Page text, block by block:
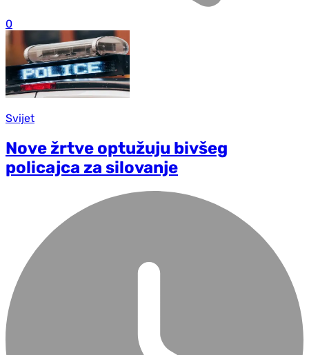
0
Svijet
Nove žrtve optužuju bivšeg
policajca za silovanje